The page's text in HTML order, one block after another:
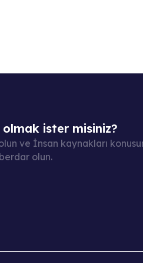
ister misiniz?
ve İnsan kaynakları
olun.